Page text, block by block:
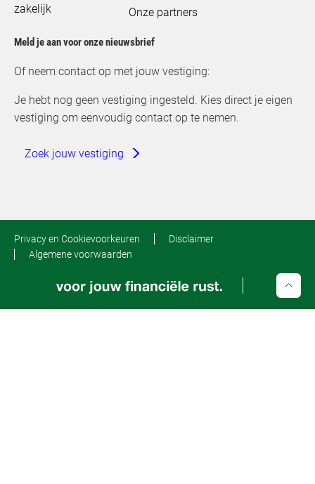
zakelijk
Onze partners
Meld je aan voor onze nieuwsbrief
Of neem contact op met jouw vestiging:
Je hebt nog geen vestiging ingesteld. Kies direct je eigen
vestiging om eenvoudig contact op te nemen.
Zoek jouw vestiging
Privacy en Cookievoorkeuren
Disclaimer
Algemene voorwaarden